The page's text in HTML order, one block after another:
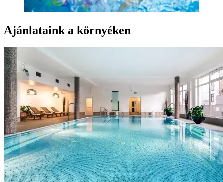
Ajánlataink a környéken